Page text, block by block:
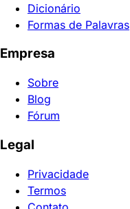
Dicionário
Formas de Palavras
Empresa
Sobre
Blog
Fórum
Legal
Privacidade
Termos